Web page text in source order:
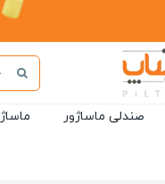
جستجو
برای:
صندلی ماساژور